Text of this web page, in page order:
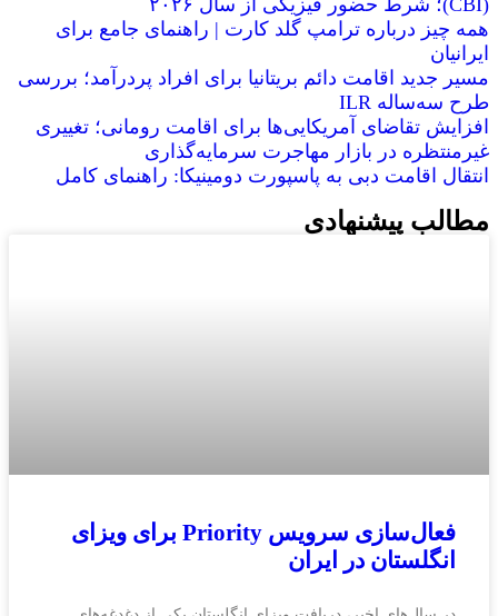
همه چیز درباره ترامپ گلد کارت | راهنمای جامع برای
ایرانیان
مسیر جدید اقامت دائم بریتانیا برای افراد پردرآمد؛ بررسی
طرح سه‌ساله ILR
افزایش تقاضای آمریکایی‌ها برای اقامت رومانی؛ تغییری
غیرمنتظره در بازار مهاجرت سرمایه‌گذاری
انتقال اقامت دبی به پاسپورت دومینیکا: راهنمای کامل
مطالب پیشنهادی
فعال‌سازی سرویس Priority برای ویزای
انگلستان در ایران